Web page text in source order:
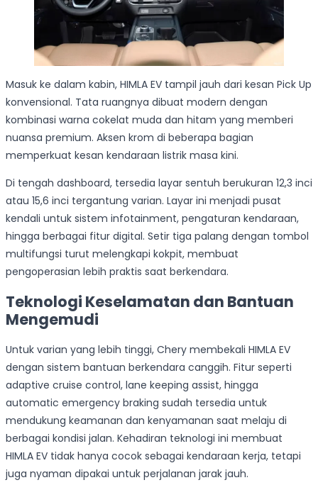
Masuk ke dalam kabin, HIMLA EV tampil jauh dari kesan Pick Up
konvensional. Tata ruangnya dibuat modern dengan
kombinasi warna cokelat muda dan hitam yang memberi
nuansa premium. Aksen krom di beberapa bagian
memperkuat kesan kendaraan listrik masa kini.
Di tengah dashboard, tersedia layar sentuh berukuran 12,3 inci
atau 15,6 inci tergantung varian. Layar ini menjadi pusat
kendali untuk sistem infotainment, pengaturan kendaraan,
hingga berbagai fitur digital. Setir tiga palang dengan tombol
multifungsi turut melengkapi kokpit, membuat
pengoperasian lebih praktis saat berkendara.
Teknologi Keselamatan dan Bantuan
Mengemudi
Untuk varian yang lebih tinggi, Chery membekali HIMLA EV
dengan sistem bantuan berkendara canggih. Fitur seperti
adaptive cruise control, lane keeping assist, hingga
automatic emergency braking sudah tersedia untuk
mendukung keamanan dan kenyamanan saat melaju di
berbagai kondisi jalan. Kehadiran teknologi ini membuat
HIMLA EV tidak hanya cocok sebagai kendaraan kerja, tetapi
juga nyaman dipakai untuk perjalanan jarak jauh.